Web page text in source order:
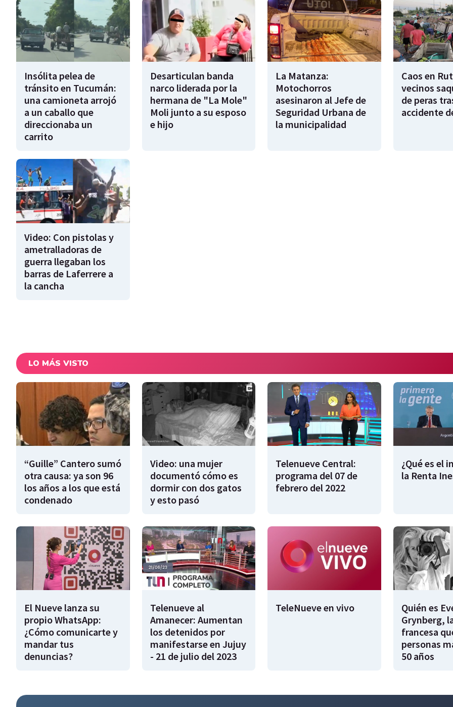
Insólita pelea de
tránsito en Tucumán:
una camioneta arrojó
a un caballo que
direccionaba un
carrito
Desarticulan banda
narco liderada por la
hermana de "La Mole"
Moli junto a su esposo
e hijo
La Matanza:
Motochorros
asesinaron al Jefe de
Seguridad Urbana de
la municipalidad
Caos en
vecinos
de peras
accidente
Video: Con pistolas y
ametralladoras de
guerra llegaban los
barras de Laferrere a
la cancha
LO MÁS VISTO
“Guille” Cantero sumó
otra causa: ya son 96
los años a los que está
condenado
Video: una mujer
documentó cómo es
dormir con dos gatos
y esto pasó
Telenueve Central:
programa del 07 de
febrero del 2022
¿Qué es el
la Renta
El Nueve lanza su
propio WhatsApp:
¿Cómo comunicarte y
mandar tus
denuncias?
Telenueve al
Amanecer: Aumentan
los detenidos por
manifestarse en Jujuy
- 21 de julio del 2023
TeleNueve en vivo
Quién es
Grynberg,
francesa
personas
50 años